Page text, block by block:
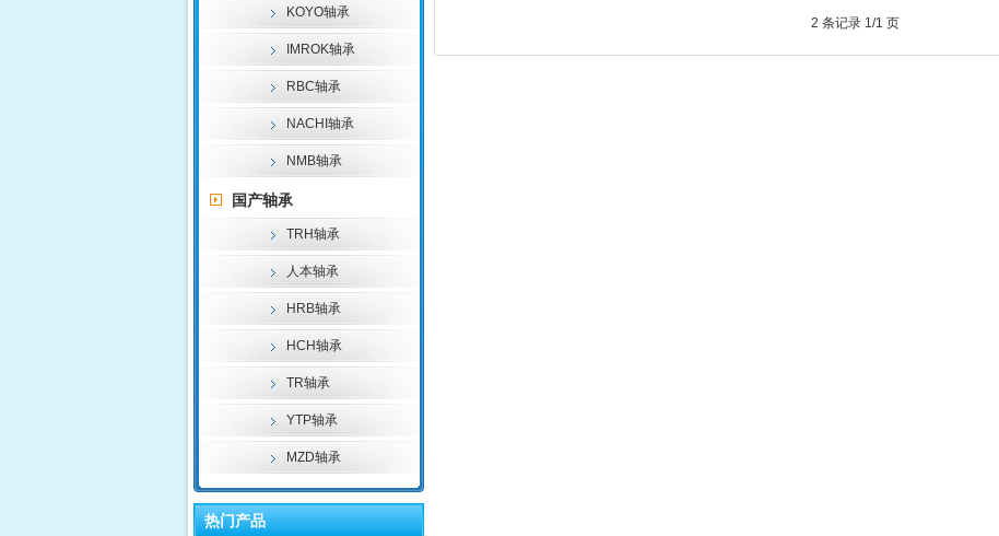
KOYO轴承
IMROK轴承
RBC轴承
NACHI轴承
NMB轴承
国产轴承
TRH轴承
人本轴承
HRB轴承
HCH轴承
TR轴承
YTP轴承
MZD轴承
热门产品
2 条记录 1/1 页